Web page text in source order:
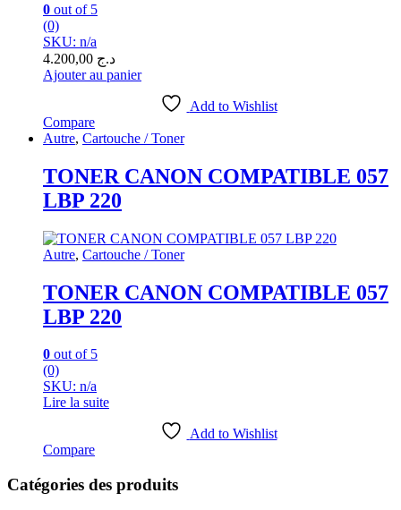
0 out of 5
(0)
SKU: n/a
د.ج
Ajouter au panier
Add to Wishlist
Compare
Autre, Cartouche / Toner
TONER CANON COMPATIBLE 057
LBP 220
Autre, Cartouche / Toner
TONER CANON COMPATIBLE 057
LBP 220
0 out of 5
(0)
SKU: n/a
Lire la suite
Add to Wishlist
Compare
Catégories des produits